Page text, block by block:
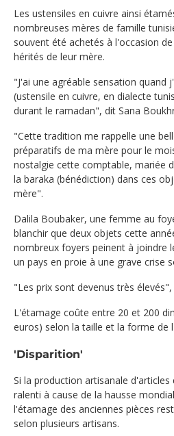
Les ustensiles en cuivre ainsi
nombreuses mères de famille
souvent été achetés à l'occasion
hérités de leur mère.
"J'ai une agréable sensation quand
(ustensile en cuivre, en dialecte
durant le ramadan", dit Sana
"Cette tradition me rappelle une
préparatifs de ma mère pour le
nostalgie cette comptable, mariée
la baraka (bénédiction) dans ces
mère".
Dalila Boubaker, une femme au
blanchir que deux objets cette
nombreux foyers peinent à joindre
un pays en proie à une grave crise
"Les prix sont devenus très
L'étamage coûte entre 20 et 200
euros) selon la taille et la forme de
'Disparition'
Si la production artisanale d'articles
ralenti à cause de la hausse
l'étamage des anciennes pièces
selon plusieurs artisans.